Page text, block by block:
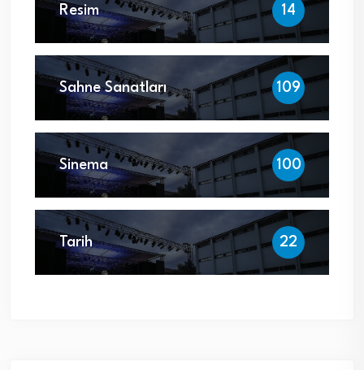
Resim 14
Sahne Sanatları 109
Sinema 100
Tarih 22